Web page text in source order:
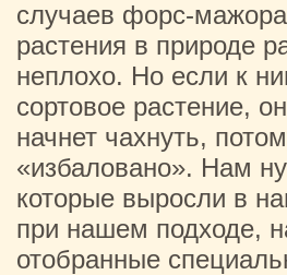
случаев форс-
растения в природе
неплохо. Но если к
сортовое растение,
начнет чахнуть,
«избаловано». Нам
которые выросли в
при нашем подходе,
отобранные